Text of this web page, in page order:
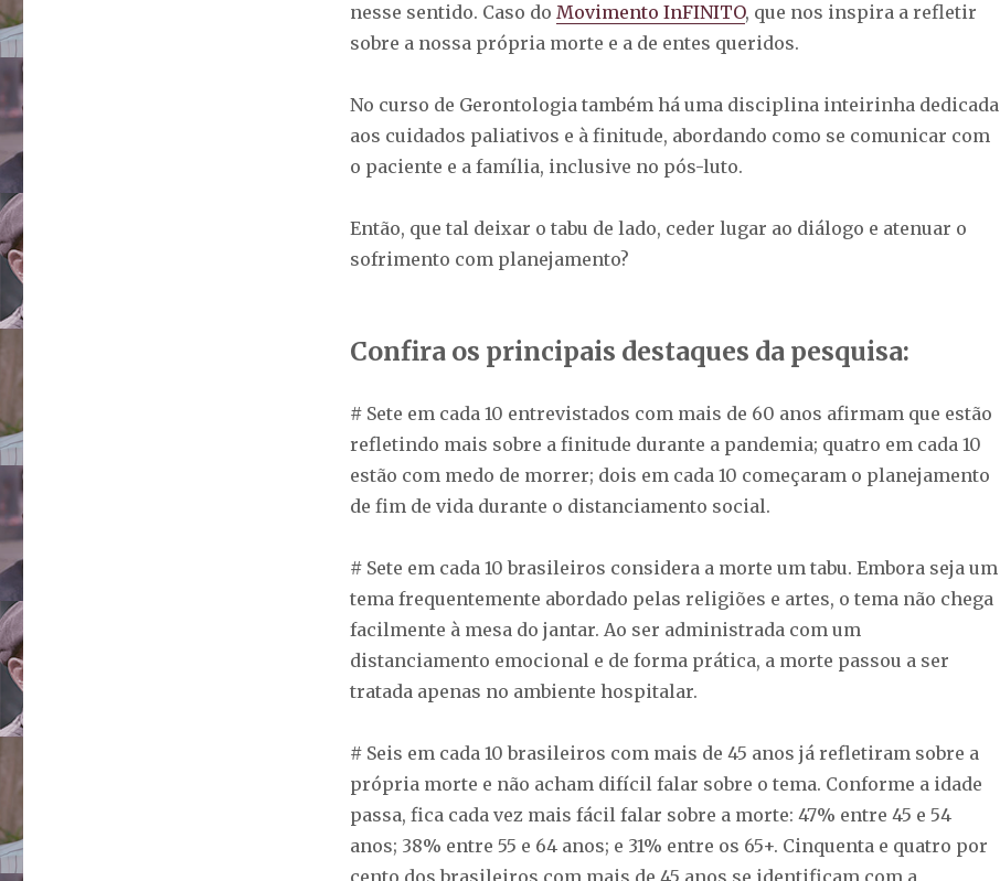
nesse sentido. Caso do Movimento InFINITO, que nos inspira a refletir
sobre a nossa própria morte e a de entes queridos.
No curso de Gerontologia também há uma disciplina inteirinha dedicada
aos cuidados paliativos e à finitude, abordando como se comunicar com
o paciente e a família, inclusive no pós-luto.
Então, que tal deixar o tabu de lado, ceder lugar ao diálogo e atenuar o
sofrimento com planejamento?
Confira os principais destaques da pesquisa:
# Sete em cada 10 entrevistados com mais de 60 anos afirmam que estão
refletindo mais sobre a finitude durante a pandemia; quatro em cada 10
estão com medo de morrer; dois em cada 10 começaram o planejamento
de fim de vida durante o distanciamento social.
# Sete em cada 10 brasileiros considera a morte um tabu. Embora seja um
tema frequentemente abordado pelas religiões e artes, o tema não chega
facilmente à mesa do jantar. Ao ser administrada com um
distanciamento emocional e de forma prática, a morte passou a ser
tratada apenas no ambiente hospitalar.
# Seis em cada 10 brasileiros com mais de 45 anos já refletiram sobre a
própria morte e não acham difícil falar sobre o tema. Conforme a idade
passa, fica cada vez mais fácil falar sobre a morte: 47% entre 45 e 54
anos; 38% entre 55 e 64 anos; e 31% entre os 65+. Cinquenta e quatro por